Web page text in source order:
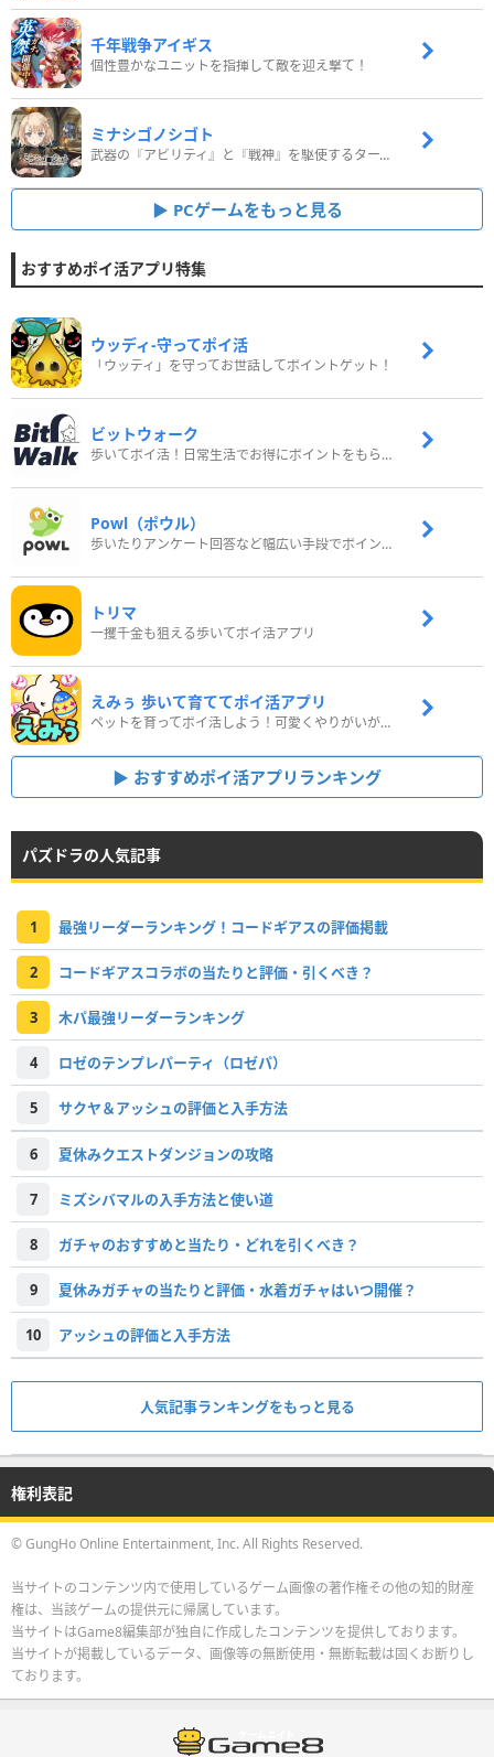
千年戦争アイギス
個性豊かなユニットを指揮して敵を迎え撃て！
ミナシゴノシゴト
武器の『アビリティ』と『戦神』を駆使するターン制コマンドバトルRPG！
PCゲームをもっと見る
おすすめポイ活アプリ特集
ウッディ‐守ってポイ活
「ウッディ」を守ってお世話してポイントゲット！
ビットウォーク
歩いてポイ活！日常生活でお得にポイントをもらおう
Powl（ポウル）
歩いたりアンケート回答など幅広い手段でポイントをゲット
トリマ
一攫千金も狙える歩いてポイ活アプリ
えみぅ 歩いて育ててポイ活アプリ
ペットを育ってポイ活しよう！可愛くやりがいがある新感覚アプリ
おすすめポイ活アプリランキング
パズドラの人気記事
1 最強リーダーランキング！コードギアスの評価掲載
2 コードギアスコラボの当たりと評価・引くべき？
3 木パ最強リーダーランキング
4 ロゼのテンプレパーティ（ロゼパ）
5 サクヤ＆アッシュの評価と入手方法
6 夏休みクエストダンジョンの攻略
7 ミズシバマルの入手方法と使い道
8 ガチャのおすすめと当たり・どれを引くべき？
9 夏休みガチャの当たりと評価・水着ガチャはいつ開催？
10 アッシュの評価と入手方法
人気記事ランキングをもっと見る
権利表記
© GungHo Online Entertainment, Inc. All Rights Reserved.
当サイトのコンテンツ内で使用しているゲーム画像の著作権その他の知的財産
権は、当該ゲームの提供元に帰属しています。
当サイトはGame8編集部が独自に作成したコンテンツを提供しております。
当サイトが掲載しているデータ、画像等の無断使用・無断転載は固くお断りし
ております。